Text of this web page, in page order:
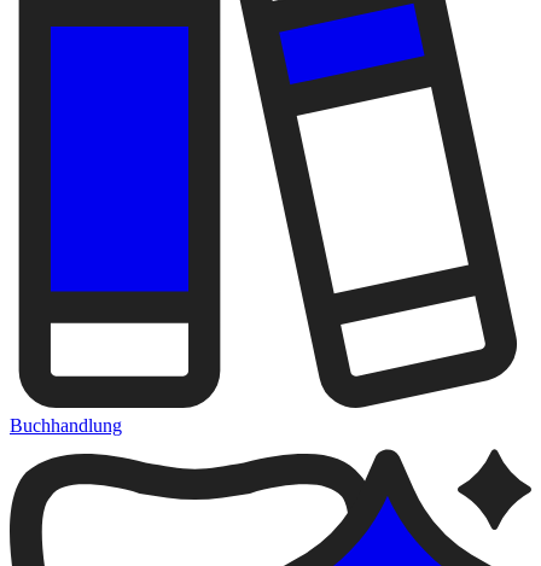
Buchhandlung